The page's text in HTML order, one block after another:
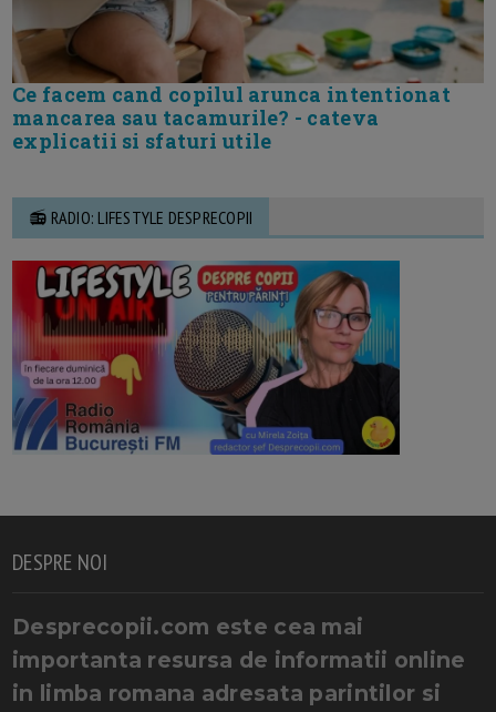
Ce facem cand copilul arunca intentionat
mancarea sau tacamurile? - cateva
explicatii si sfaturi utile
📻 RADIO: LIFESTYLE DESPRECOPII
DESPRE NOI
Desprecopii.com este cea mai
importanta resursa de informatii online
in limba romana adresata parintilor si